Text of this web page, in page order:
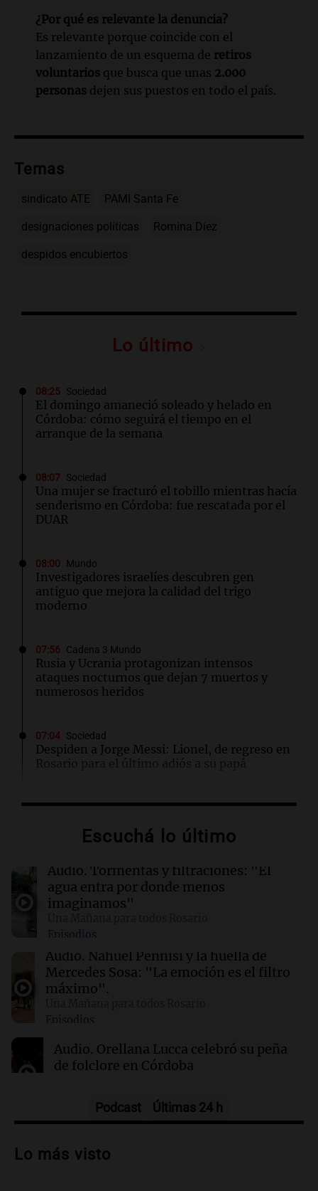
¿Por qué es relevante la denuncia?
Es relevante porque coincide con el
lanzamiento de un esquema de retiros
voluntarios que busca que unas 2.000
personas dejen sus puestos en todo el país.
Temas
sindicato ATE PAMI Santa Fe
designaciones políticas Romina Díez
despidos encubiertos
Lo último
08:25 Sociedad
El domingo amaneció soleado y helado en
Córdoba: cómo seguirá el tiempo en el
arranque de la semana
08:07 Sociedad
Una mujer se fracturó el tobillo mientras hacía
senderismo en Córdoba: fue rescatada por el
DUAR
08:00 Mundo
Investigadores israelíes descubren gen
antiguo que mejora la calidad del trigo
moderno
07:56 Cadena 3 Mundo
Rusia y Ucrania protagonizan intensos
ataques nocturnos que dejan 7 muertos y
numerosos heridos
07:04 Sociedad
Despiden a Jorge Messi: Lionel, de regreso en
Rosario para el último adiós a su papá
06:03 Tecnología
su nueva fábrica de semiconductores en Texas
Nagasaki recuerda los horrores de la bomba
atómica en su 81 aniversario
04:37 Mundo
Hutíes de Yemen atacan instalación de
Aramco en Arabia Saudí: nuevo conflicto en la
región
04:19
Incendios forestales en Indonesia: se
intensifican las llamas en el Parque Nacional
Escuchá lo último
Audio. Tormentas y filtraciones: "El
agua entra por donde menos
imaginamos"
Episodios
Audio. Nahuel Pennisi y la huella de
Mercedes Sosa: "La emoción es el filtro
máximo".
Episodios
Audio. Orellana Lucca celebró su peña
de folclore en Córdoba
Audio.Trágico accidente en Mendoza:
vehículos desde un puente
Podcast Últimas 24 h
Lo más visto